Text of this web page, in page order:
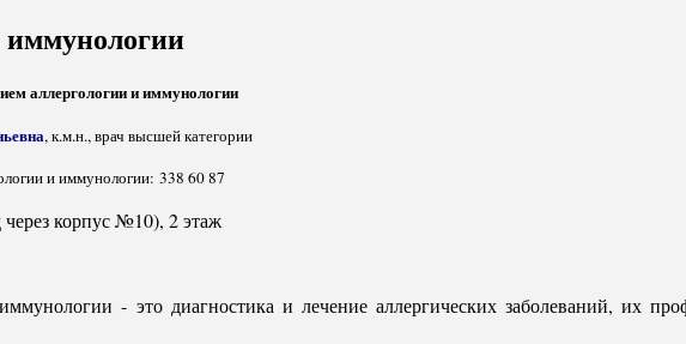
иммунологии
аллергологии и иммунологии
, к.м.н., врач высшей категории
и иммунологии: 338 60 87
корпус №10), 2 этаж
иммунологии - это диагностика и лечение аллергических заболеваний, их